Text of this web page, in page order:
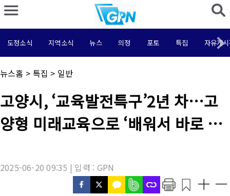
도정소식 지역소식 뉴스 의정 포토 특집 자유게
채
널
뉴스홈 > 특집 > 일반
기
사
목
고양시, ‘교육발전특구’2년 차…고
양형 미래교육으로 ‘배워서 바로 일
2025-06-20 09:35 | 입력 : GPN